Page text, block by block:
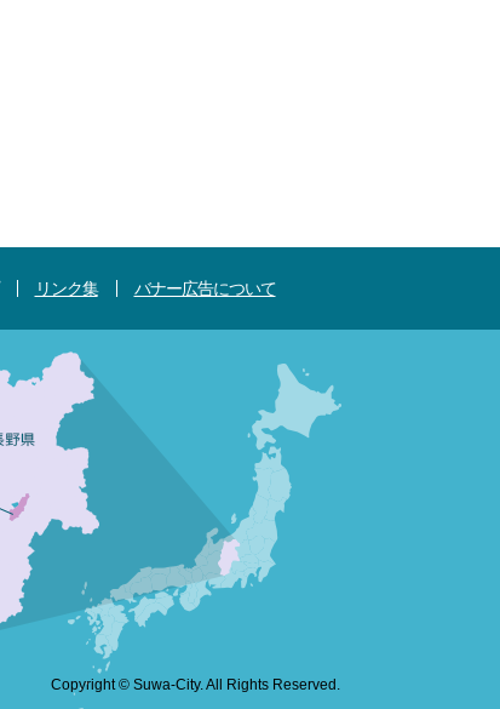
リンク集 バナー広告について
Copyright © Suwa-City. All Rights Reserved.